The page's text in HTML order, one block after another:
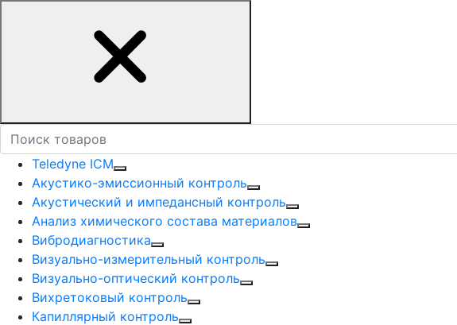
Teledyne ICM
Акустико-эмисcионный контроль
Акустический и импедансный контроль
Анализ химического состава материалов
Вибродиагностика
Визуально-измерительный контроль
Визуально-оптический контроль
Вихретоковый контроль
Капиллярный контроль